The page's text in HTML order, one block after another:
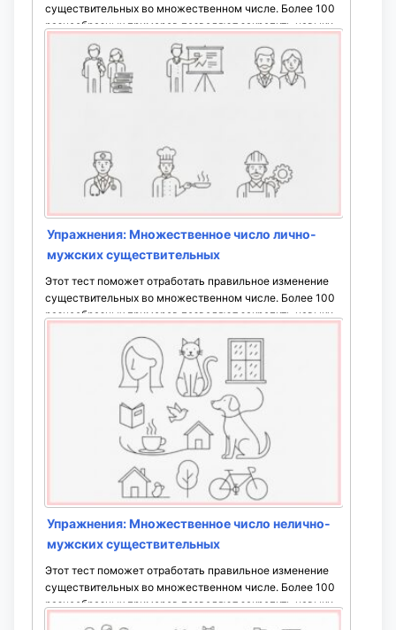
существительных во множественном числе. Более 100
разнообразных примеров позволяют закрепить навыки
до автоматизма. Проходите задания многократно, чтобы
уверенно использовать ...
Упражнения: Множественное число лично-
мужских существительных
Этот тест поможет отработать правильное изменение
существительных во множественном числе. Более 100
разнообразных примеров позволяют закрепить навыки
уверенно использовать ...
Упражнения: Множественное число нелично-
мужских существительных
Этот тест поможет отработать правильное изменение
существительных во множественном числе. Более 100
разнообразных примеров позволяют закрепить навыки